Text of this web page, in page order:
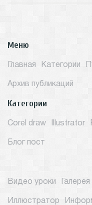
Меню
Главная Категории
Архив публикаций
Категории
Corel draw Illustrator
Блог пост
Видео уроки Галерея
Иллюстратор